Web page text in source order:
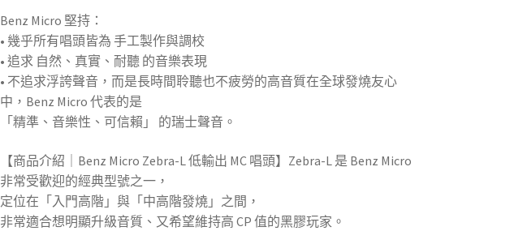
Benz Micro 堅持：
• 幾乎所有唱頭皆為 手工製作與調校
• 追求 自然、真實、耐聽 的音樂表現
• 不追求浮誇聲音，而是長時間聆聽也不疲勞的高音質在全球發燒友心
中，Benz Micro 代表的是
「精準、音樂性、可信賴」 的瑞士聲音。
【商品介紹｜Benz Micro Zebra-L 低輸出 MC 唱頭】Zebra-L 是 Benz Micro
非常受歡迎的經典型號之一，
定位在「入門高階」與「中高階發燒」之間，
非常適合想明顯升級音質、又希望維持高 CP 值的黑膠玩家。